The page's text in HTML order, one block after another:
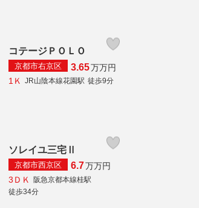
コテージＰＯＬＯ
京都市右京区 3.65万万円
1Ｋ
JR山陰本線花園駅 徒歩9分
ソレイユ三宅Ⅱ
京都市西京区 6.7万万円
3ＤＫ
阪急京都本線桂駅
徒歩34分